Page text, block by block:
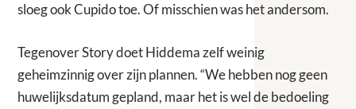
sloeg ook Cupido toe. Of misschien was het andersom.
Tegenover Story doet Hiddema zelf weinig
geheimzinnig over zijn plannen. “We hebben nog geen
huwelijksdatum gepland, maar het is wel de bedoeling